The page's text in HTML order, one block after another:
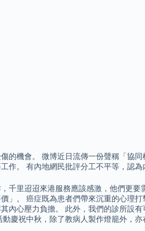
機會。 微博近日流傳一份聲稱「協
。 有內地網民批評分工不平等，認為
里迢迢來港服務應該感激，他們更
。 癌症既為患者們帶來沉重的心理
內心壓力負擔。 此外，我們的診所設
慶祝中秋，除了教病人製作燈籠外，